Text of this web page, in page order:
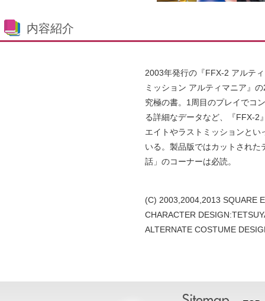
内容紹介
2003年発行の『FFX-2 アルテ
ミッション アルティマニア』
究極の書。1周目のプレイでコ
る詳細なデータなど、『FFX-2
エイトやラストミッションと
いる。製品版ではカットされ
話」のコーナーは必読。
(C) 2003,2004,2013 SQUARE
CHARACTER
ALTERNATE COSTUME